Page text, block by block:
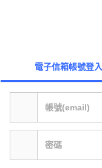
電子信箱帳號登入